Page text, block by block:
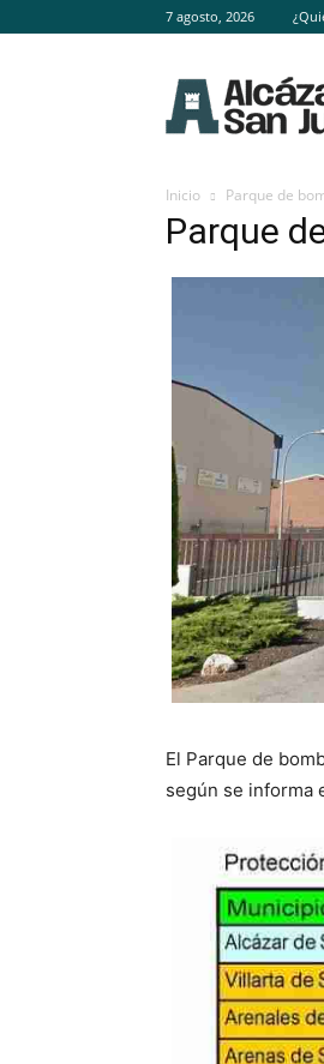
7 agosto, 2026
Inicio Parque de
Parque
El Parque de
según se informa